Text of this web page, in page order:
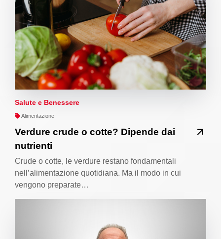
Salute e Benessere
Alimentazione
Verdure crude o cotte? Dipende dai
nutrienti
Crude o cotte, le verdure restano fondamentali
nell’alimentazione quotidiana. Ma il modo in cui
vengono preparate…